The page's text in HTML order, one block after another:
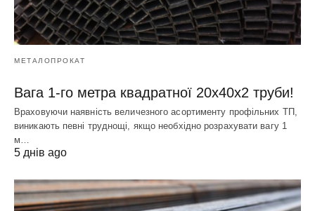
МЕТАЛОПРОКАТ
Вага 1-го метра квадратної 20х40х2 труби!
Враховуючи наявність величезного асортименту профільних ТП,
виникають певні труднощі, якщо необхідно розрахувати вагу 1
м…
5 днів ago